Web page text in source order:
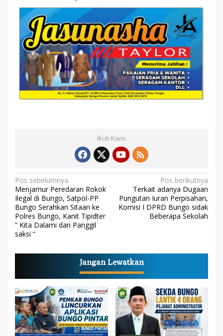
Ikuti Kami
N
a
v
i
g
a
i
p
o
s
Pos sebelumnya
Menjamur Peredaran Rokok
Ilegal di Bungo, Satpol-PP
Bungo Serahkan Sitaan ke
Polres Bungo, Kanit Tipidter
” Kita Dalami dan Panggil
saksi “
Pos berikutnya
Terkait adanya Dugaan
Pungutan Iuran Perpisahan,
Komisi I DPRD Bungo sidak
Beberapa Sekolah
Jangan Lewatkan